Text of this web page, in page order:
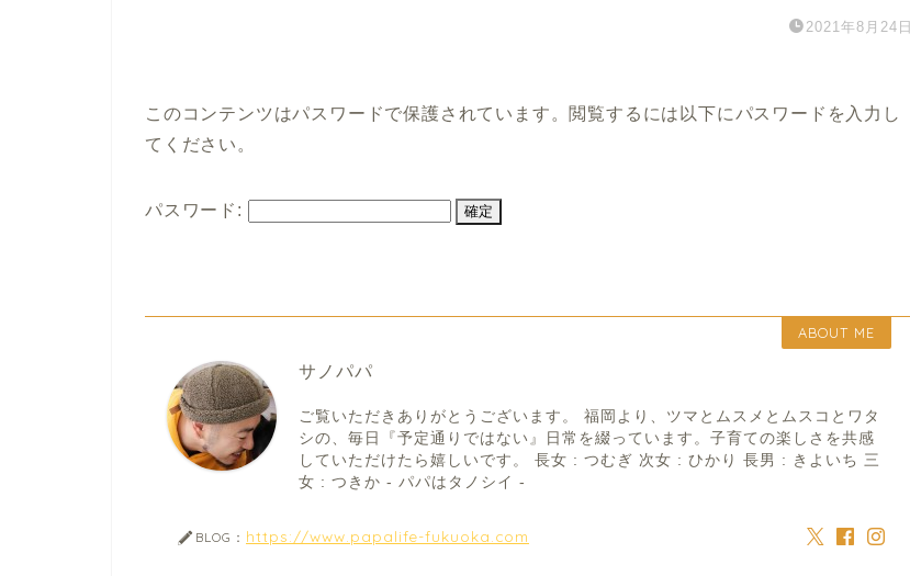
2021年8月24日
このコンテンツはパスワードで保護されています。閲覧するには以下にパスワードを入力し
てください。
パスワード:
ABOUT ME
サノパパ
ご覧いただきありがとうございます。 福岡より、ツマとムスメとムスコとワタ
シの、毎日『予定通りではない』日常を綴っています。子育ての楽しさを共感
していただけたら嬉しいです。 長女 : つむぎ 次女 : ひかり 長男 : きよいち 三
女 : つきか - パパはタノシイ -
BLOG： https://www.papalife-fukuoka.com